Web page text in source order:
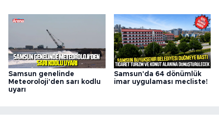
Samsun genelinde
Meteoroloji'den sarı kodlu
uyarı
Samsun'da 64 dönümlük
imar uygulaması mecliste!